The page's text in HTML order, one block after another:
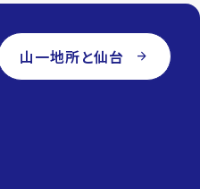
山一地所と仙台 arrow_forward